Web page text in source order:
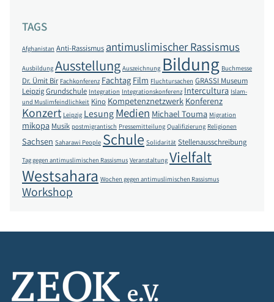
TAGS
Afghanistan Anti-Rassismus antimuslimischer Rassismus
Ausbildung Ausstellung Auszeichnung Bildung Buchmesse
Dr. Ümit Bir Fachkonferenz Fachtag Film Fluchtursachen GRASSI Museum
LeipzigGrundschule Integration Integrationskonferenz Intercultura Islam-
und Muslimfeindlichkeit Kino Kompetenznetzwerk Konferenz
Konzert Leipzig LesungMedien Michael Touma Migration
mikopa Musik postmigrantisch Pressemitteilung Qualifizierung Religionen
Sachsen Saharawi People Schule Solidarität Stellenausschreibung
Tag gegen antimuslimischen Rassismus Veranstaltung Vielfalt
Westsahara Wochen gegen antimuslimischen Rassismus
Workshop